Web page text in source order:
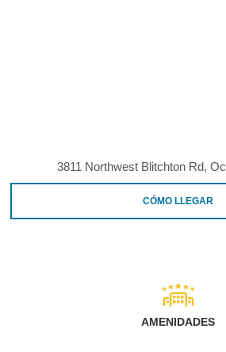
3811 Northwest Blitchton Rd,
CÓMO LLEGAR
AMENIDADES